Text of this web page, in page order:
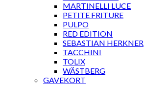
MARTINELLI LUCE
PETITE FRITURE
PULPO
RED EDITION
SEBASTIAN HERKNER
TACCHINI
TOLIX
WÄSTBERG
GAVEKORT